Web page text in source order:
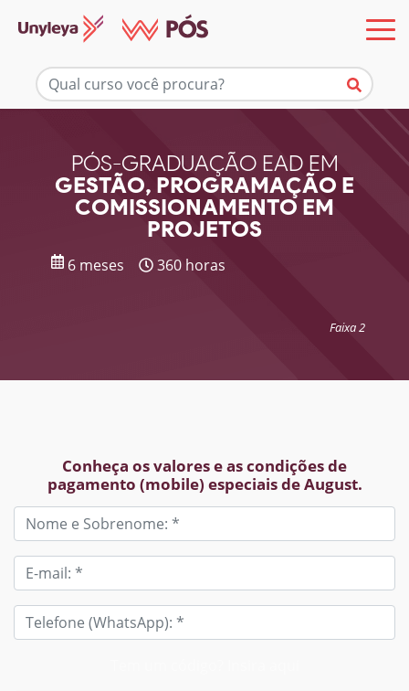
PÓS-GRADUAÇÃO EAD EM
GESTÃO, PROGRAMAÇÃO E
COMISSIONAMENTO EM
PROJETOS
6 meses 360 horas
Faixa 2
Conheça os valores e as condições de
pagamento (mobile) especiais de August.
Mais informações